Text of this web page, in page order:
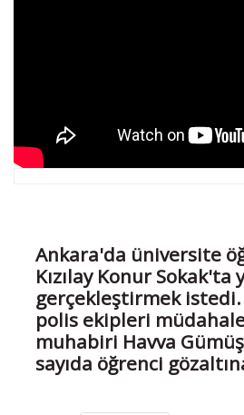
Ankara'da üniversite
Kızılay Konur Sokak'ta
gerçekleştirmek
polis ekipleri
muhabiri Havva
sayıda öğrenci